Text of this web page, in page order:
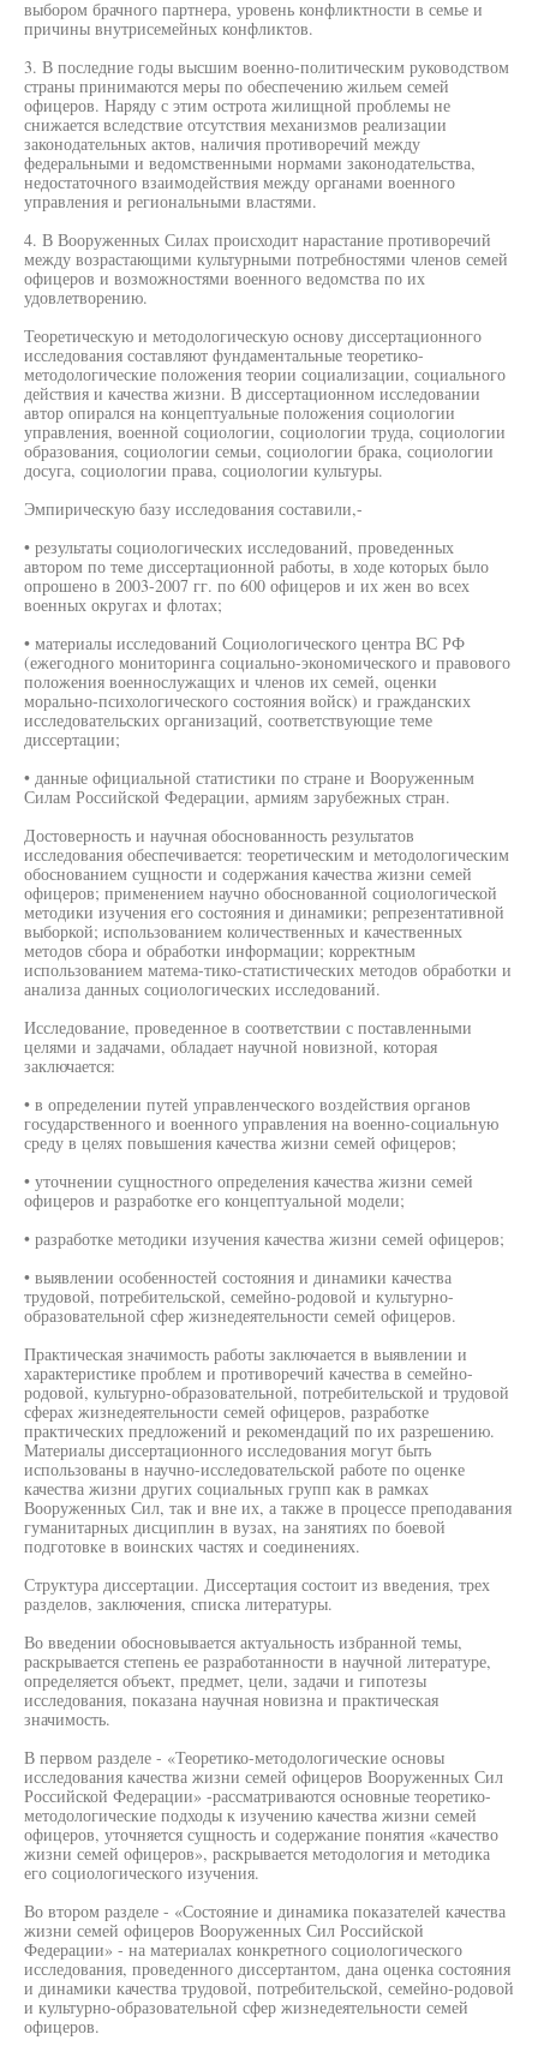
выбором брачного партнера, уровень конфликтности в семье и
причины внутрисемейных конфликтов.
3. В последние годы высшим военно-политическим руководством
страны принимаются меры по обеспечению жильем семей
офицеров. Наряду с этим острота жилищной проблемы не
снижается вследствие отсутствия механизмов реализации
законодательных актов, наличия противоречий между
федеральными и ведомственными нормами законодательства,
недостаточного взаимодействия между органами военного
управления и региональными властями.
4. В Вооруженных Силах происходит нарастание противоречий
между возрастающими культурными потребностями членов семей
офицеров и возможностями военного ведомства по их
удовлетворению.
Теоретическую и методологическую основу диссертационного
исследования составляют фундаментальные теоретико-
методологические положения теории социализации, социального
действия и качества жизни. В диссертационном исследовании
автор опирался на концептуальные положения социологии
управления, военной социологии, социологии труда, социологии
образования, социологии семьи, социологии брака, социологии
досуга, социологии права, социологии культуры.
Эмпирическую базу исследования составили,-
• результаты социологических исследований, проведенных
автором по теме диссертационной работы, в ходе которых было
опрошено в 2003-2007 гг. по 600 офицеров и их жен во всех
военных округах и флотах;
• материалы исследований Социологического центра ВС РФ
(ежегодного мониторинга социально-экономического и правового
положения военнослужащих и членов их семей, оценки
морально-психологического состояния войск) и гражданских
исследовательских организаций, соответствующие теме
диссертации;
• данные официальной статистики по стране и Вооруженным
Силам Российской Федерации, армиям зарубежных стран.
Достоверность и научная обоснованность результатов
исследования обеспечивается: теоретическим и методологическим
обоснованием сущности и содержания качества жизни семей
офицеров; применением научно обоснованной социологической
методики изучения его состояния и динамики; репрезентативной
выборкой; использованием количественных и качественных
методов сбора и обработки информации; корректным
использованием матема-тико-статистических методов обработки и
анализа данных социологических исследований.
Исследование, проведенное в соответствии с поставленными
целями и задачами, обладает научной новизной, которая
заключается:
• в определении путей управленческого воздействия органов
государственного и военного управления на военно-социальную
среду в целях повышения качества жизни семей офицеров;
• уточнении сущностного определения качества жизни семей
офицеров и разработке его концептуальной модели;
• разработке методики изучения качества жизни семей офицеров;
• выявлении особенностей состояния и динамики качества
трудовой, потребительской, семейно-родовой и культурно-
образовательной сфер жизнедеятельности семей офицеров.
Практическая значимость работы заключается в выявлении и
характеристике проблем и противоречий качества в семейно-
родовой, культурно-образовательной, потребительской и трудовой
сферах жизнедеятельности семей офицеров, разработке
практических предложений и рекомендаций по их разрешению.
Материалы диссертационного исследования могут быть
использованы в научно-исследовательской работе по оценке
качества жизни других социальных групп как в рамках
Вооруженных Сил, так и вне их, а также в процессе преподавания
гуманитарных дисциплин в вузах, на занятиях по боевой
подготовке в воинских частях и соединениях.
Структура диссертации. Диссертация состоит из введения, трех
разделов, заключения, списка литературы.
Во введении обосновывается актуальность избранной темы,
раскрывается степень ее разработанности в научной литературе,
определяется объект, предмет, цели, задачи и гипотезы
исследования, показана научная новизна и практическая
значимость.
В первом разделе - «Теоретико-методологические основы
исследования качества жизни семей офицеров Вооруженных Сил
Российской Федерации» -рассматриваются основные теоретико-
методологические подходы к изучению качества жизни семей
офицеров, уточняется сущность и содержание понятия «качество
жизни семей офицеров», раскрывается методология и методика
его социологического изучения.
Во втором разделе - «Состояние и динамика показателей качества
жизни семей офицеров Вооруженных Сил Российской
Федерации» - на материалах конкретного социологического
исследования, проведенного диссертантом, дана оценка состояния
и динамики качества трудовой, потребительской, семейно-родовой
и культурно-образовательной сфер жизнедеятельности семей
офицеров.